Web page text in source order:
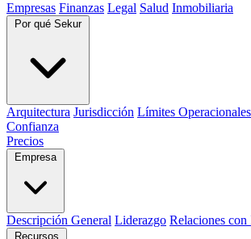
Empresas Finanzas Legal Salud Inmobiliaria
Por qué Sekur
Arquitectura Jurisdicción Límites Operacionales
Confianza
Precios
Empresa
Descripción General Liderazgo Relaciones con
Recursos